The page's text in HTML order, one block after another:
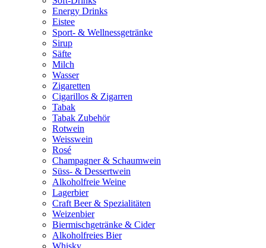
Energy Drinks
Eistee
Sport- & Wellnessgetränke
Sirup
Säfte
Milch
Wasser
Zigaretten
Cigarillos & Zigarren
Tabak
Tabak Zubehör
Rotwein
Weisswein
Rosé
Champagner & Schaumwein
Süss- & Dessertwein
Alkoholfreie Weine
Lagerbier
Craft Beer & Spezialitäten
Weizenbier
Biermischgetränke & Cider
Alkoholfreies Bier
Whisky